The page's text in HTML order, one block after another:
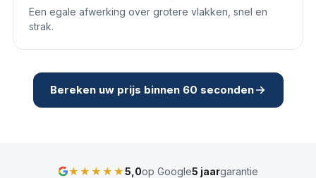
Een egale afwerking over grotere vlakken, snel en
strak.
Bereken uw prijs binnen 60 seconden
★★★★★5,0op Google5 jaargarantie